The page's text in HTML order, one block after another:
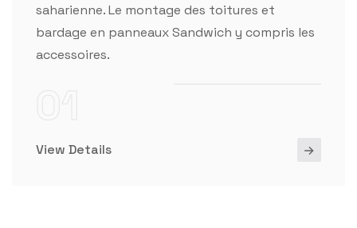
saharienne. Le montage des toitures et
bardage en panneaux Sandwich y compris les
accessoires.
View Details